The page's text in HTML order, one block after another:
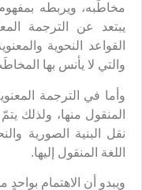
مخاطَبه، ويربطه
يبتعد عن الترجمة
القواعد النحوية
والتي لا يأنس بها
وأما في الترجمة
المنقول منها، ولذلك
نقل البنية الصورية
اللغة المنقول إليها.
ويبدو أن الاهتمام